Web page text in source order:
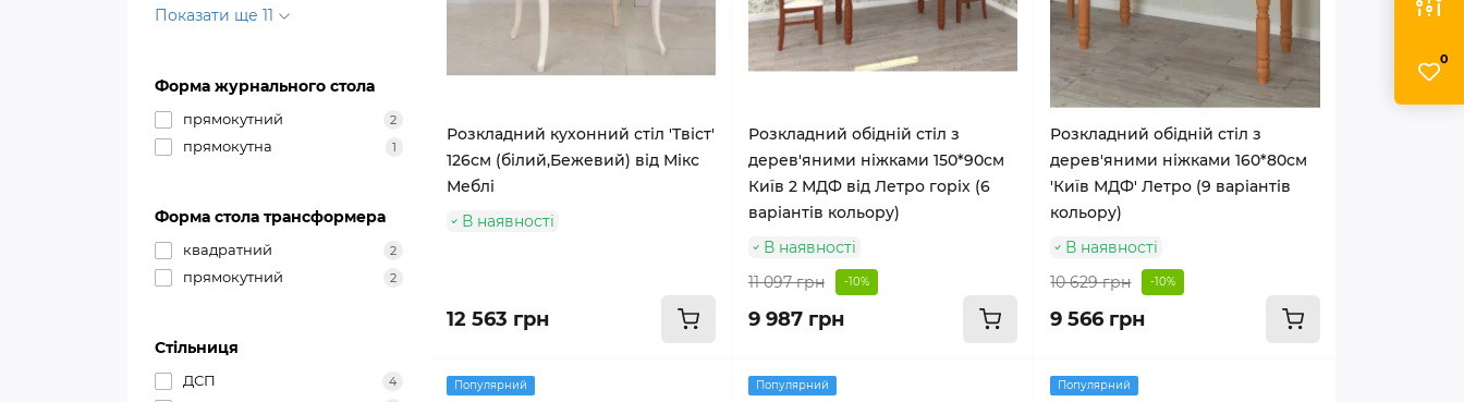
0
Показати ще 11
Форма журнального стола
прямокутний 2
прямокутна 1
Форма стола трансформера
квадратний 2
прямокутний 2
Стільниця
ДСП 4
Розкладний кухонний стіл 'Твіст'
126см (білий,Бежевий) від Мікс
Меблі
В наявності
12 563 грн
Розкладний обідній стіл з
дерев'яними ніжками 150*90см
Київ 2 МДФ від Летро горіх (6
варіантів кольору)
В наявності
11 097 грн
-10%
9 987 грн
Розкладний обідній стіл з
дерев'яними ніжками 160*80см
'Київ МДФ' Летро (9 варіантів
кольору)
В наявності
10 629 грн
-10%
9 566 грн
Популярний Популярний Популярний